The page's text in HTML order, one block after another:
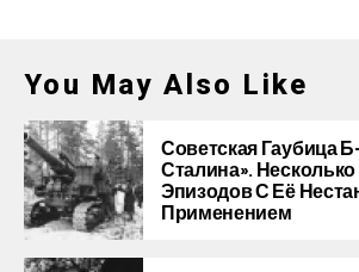
You May Also Like
Советская Гаубица
Сталина».
Эпизодов С Её
Применением